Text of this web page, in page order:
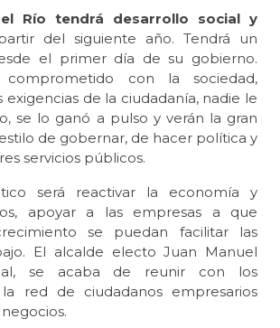
Río tendrá desarrollo social y
del siguiente año. Tendrá un
el primer día de su gobierno.
comprometido con la sociedad,
exigencias de la ciudadanía, nadie le
se lo ganó a pulso y verán la gran
de gobernar, de hacer política y
servicios públicos.
será reactivar la economía y
apoyar a las empresas a que
se puedan facilitar las
El alcalde electo Juan Manuel
se acaba de reunir con los
red de ciudadanos empresarios